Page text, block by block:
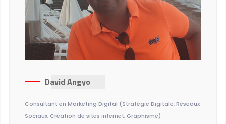
David Angyo
Consultant en Marketing Digital (Stratégie Digitale, Réseaux
Sociaux, Création de sites internet, Graphisme)